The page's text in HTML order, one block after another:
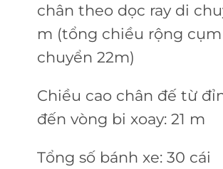
chân theo dọc ray di
m (tổng chiều rộng
chuyển 22m)
Chiều cao chân đế từ
đến vòng bi xoay: 21 m
Tổng số bánh xe: 30 cái